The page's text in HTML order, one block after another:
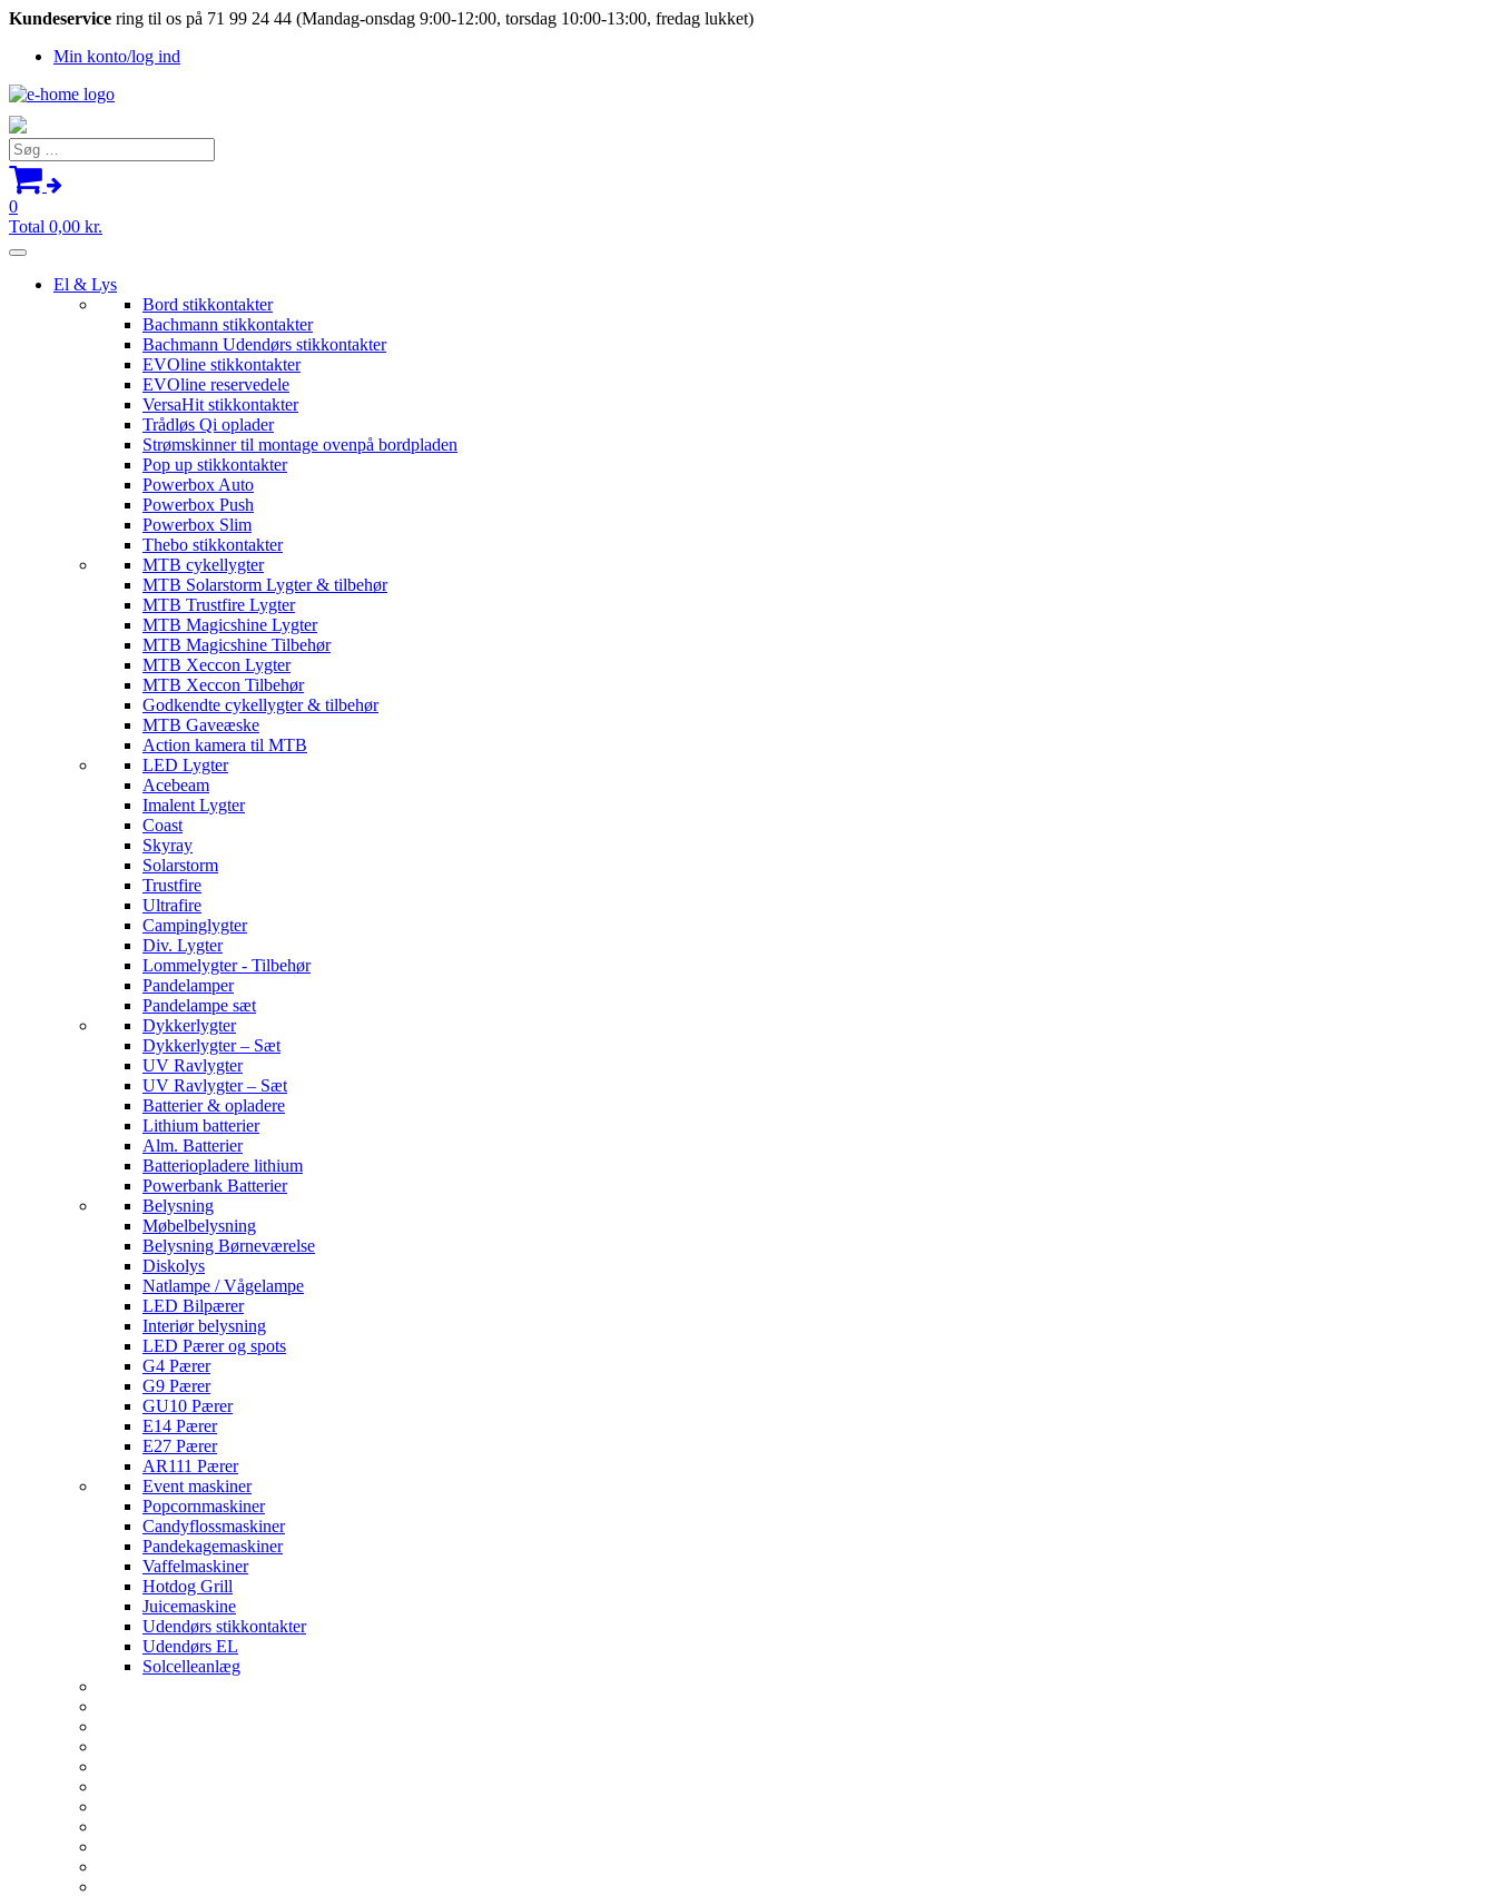
Kundeservice ring til os på 71 99 24 44 (Mandag-onsdag 9:00-12:00, torsdag 10:00-13:00, fredag lukket)
Min konto/log ind
Søg
efter:
0
Total 0,00 kr.
El & Lys
Bord stikkontakter
Bachmann stikkontakter
Bachmann Udendørs stikkontakter
EVOline stikkontakter
EVOline reservedele
VersaHit stikkontakter
Trådløs Qi oplader
Strømskinner til montage ovenpå bordpladen
Pop up stikkontakter
Powerbox Auto
Powerbox Push
Powerbox Slim
Thebo stikkontakter
MTB cykellygter
MTB Solarstorm Lygter & tilbehør
MTB Trustfire Lygter
MTB Magicshine Lygter
MTB Magicshine Tilbehør
MTB Xeccon Lygter
MTB Xeccon Tilbehør
Godkendte cykellygter & tilbehør
MTB Gaveæske
Action kamera til MTB
LED Lygter
Acebeam
Imalent Lygter
Coast
Skyray
Solarstorm
Trustfire
Ultrafire
Campinglygter
Div. Lygter
Lommelygter - Tilbehør
Pandelamper
Pandelampe sæt
Dykkerlygter
Dykkerlygter – Sæt
UV Ravlygter
UV Ravlygter – Sæt
Batterier & opladere
Lithium batterier
Alm. Batterier
Batteriopladere lithium
Powerbank Batterier
Belysning
Møbelbelysning
Belysning Børneværelse
Diskolys
Natlampe / Vågelampe
LED Bilpærer
Interiør belysning
LED Pærer og spots
G4 Pærer
G9 Pærer
GU10 Pærer
E14 Pærer
E27 Pærer
AR111 Pærer
Event maskiner
Popcornmaskiner
Candyflossmaskiner
Pandekagemaskiner
Vaffelmaskiner
Hotdog Grill
Juicemaskine
Udendørs stikkontakter
Udendørs EL
Solcelleanlæg